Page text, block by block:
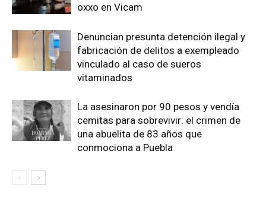
oxxo en Vicam
Denuncian presunta detención ilegal y
fabricación de delitos a exempleado
vinculado al caso de sueros
vitaminados
La asesinaron por 90 pesos y vendía
cemitas para sobrevivir: el crimen de
una abuelita de 83 años que
conmociona a Puebla